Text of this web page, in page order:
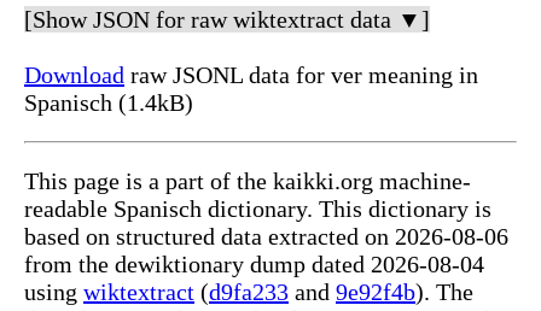
[Show JSON for raw wiktextract data ▼]
Download raw JSONL data for ver meaning in
Spanisch (1.4kB)
This page is a part of the kaikki.org machine-
readable Spanisch dictionary. This dictionary is
based on structured data extracted on 2026-08-06
from the dewiktionary dump dated 2026-08-04
using wiktextract (d9fa233 and 9e92f4b). The